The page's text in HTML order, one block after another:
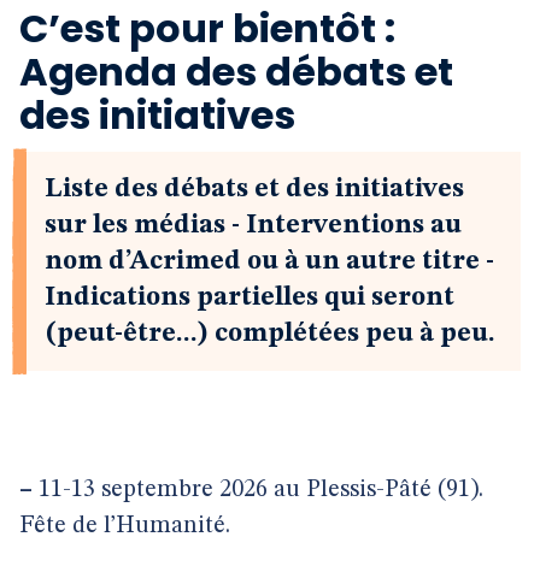
Notre revue
Boutique
C’est pour bientôt :
Agenda des débats et
des initiatives
Liste des débats et des initiatives
sur les médias - Interventions au
nom d’Acrimed ou à un autre titre -
Indications partielles qui seront
(peut-être...) complétées peu à peu.
– 11-13 septembre 2026 au Plessis-Pâté (91).
Fête de l’Humanité.